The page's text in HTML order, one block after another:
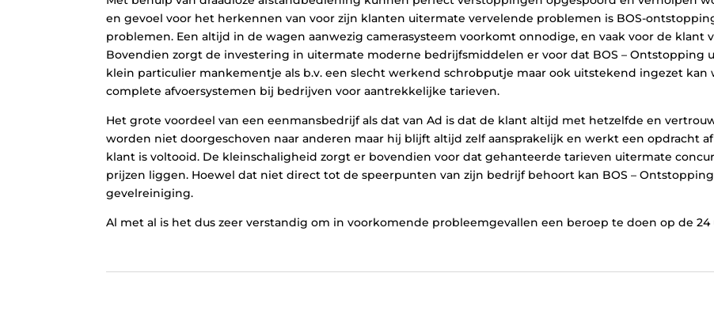
en gevoel voor het herkennen van voor zijn klanten uitermate vervelende problemen is BOS-
problemen. Een altijd in de wagen aanwezig camerasysteem voorkomt onnodige, en vaak voor de klant
Bovendien zorgt de investering in uitermate moderne bedrijfsmiddelen er voor dat BOS – Ontstopping
klein particulier mankementje als b.v. een slecht werkend schrobputje maar ook uitstekend ingezet kan
complete afvoersystemen bij bedrijven voor aantrekkelijke tarieven.
Het grote voordeel van een eenmansbedrijf als dat van Ad is dat de klant altijd met hetzelfde en
worden niet doorgeschoven naar anderen maar hij blijft altijd zelf aansprakelijk en werkt een opdracht
klant is voltooid. De kleinschaligheid zorgt er bovendien voor dat gehanteerde tarieven uitermate
prijzen liggen. Hoewel dat niet direct tot de speerpunten van zijn bedrijf behoort kan BOS –
gevelreiniging.
Al met al is het dus zeer verstandig om in voorkomende probleemgevallen een beroep te doen op de 24